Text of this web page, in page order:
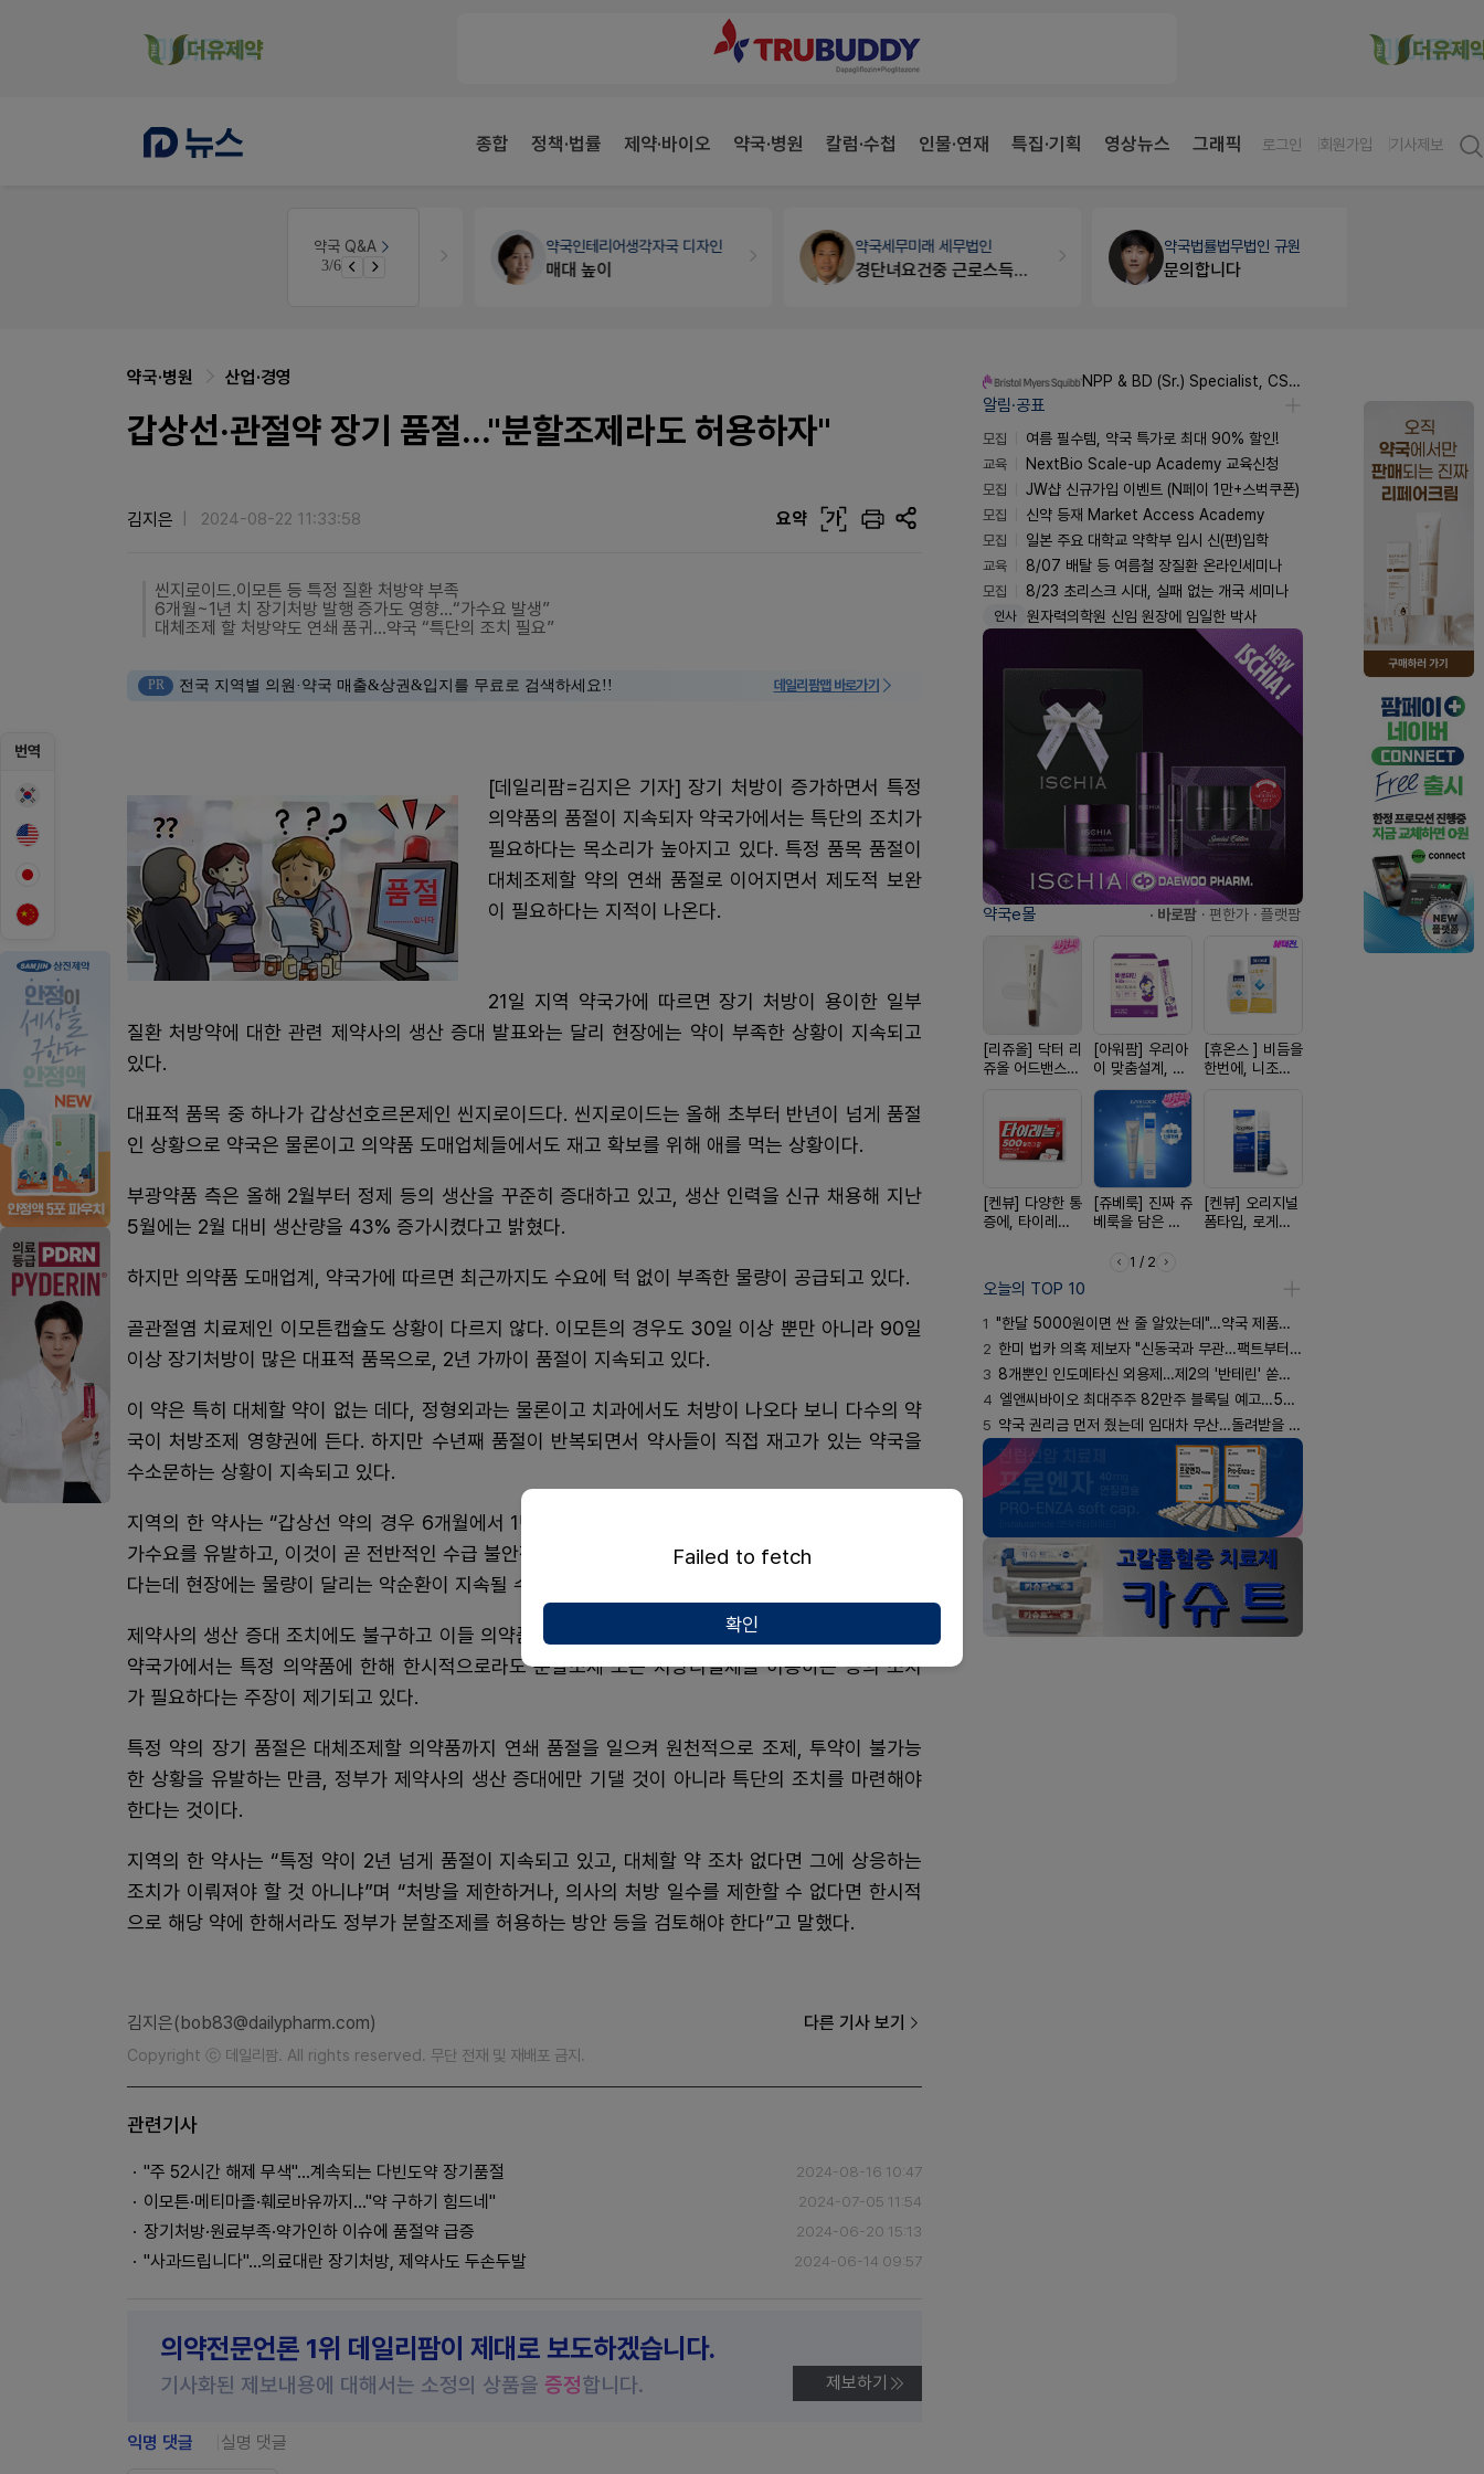
종합 정책·법률 제약·바이오 약국·병원 칼럼·수첩 인물·연재 특집·기획 영상뉴스 그래픽 로그인 회원가입 기사제보
약국 Q&A
3/6
약국인테리어생각자국 디자인
매대 높이
약국세무미래 세무법인
경단녀요건중 근로스득원천징수액
약국법률 법무법인 규원
문의합니다
번역
약국·병원 산업·경영
갑상선·관절약 장기 품절..."분할조제라도 허용하자"
김지은 2024-08-22 11:33:58 요약 가
씬지로이드․이모튼 등 특정 질환 처방약 부족
6개월~1년 치 장기처방 발행 증가도 영향…“가수요 발생”
대체조제 할 처방약도 연쇄 품귀…약국 “특단의 조치 필요”
PR 전국 지역별 의원·약국 매출&상권&입지를 무료로 검색하세요!! 데일리팜맵 바로가기
[데일리팜=김지은 기자] 장기 처방이 증가하면서 특정
의약품의 품절이 지속되자 약국가에서는 특단의 조치가
필요하다는 목소리가 높아지고 있다. 특정 품목 품절이
대체조제할 약의 연쇄 품절로 이어지면서 제도적 보완
이 필요하다는 지적이 나온다.
21일 지역 약국가에 따르면 장기 처방이 용이한 일부
질환 처방약에 대한 관련 제약사의 생산 증대 발표와는 달리 현장에는 약이 부족한 상황이 지속되고
있다.
대표적 품목 중 하나가 갑상선호르몬제인 씬지로이드다. 씬지로이드는 올해 초부터 반년이 넘게 품절
인 상황으로 약국은 물론이고 의약품 도매업체들에서도 재고 확보를 위해 애를 먹는 상황이다.
부광약품 측은 올해 2월부터 정제 등의 생산을 꾸준히 증대하고 있고, 생산 인력을 신규 채용해 지난
5월에는 2월 대비 생산량을 43% 증가시켰다고 밝혔다.
하지만 의약품 도매업계, 약국가에 따르면 최근까지도 수요에 턱 없이 부족한 물량이 공급되고 있다.
골관절염 치료제인 이모튼캡슐도 상황이 다르지 않다. 이모튼의 경우도 30일 이상 뿐만 아니라 90일
이상 장기처방이 많은 대표적 품목으로, 2년 가까이 품절이 지속되고 있다.
이 약은 특히 대체할 약이 없는 데다, 정형외과는 물론이고 치과에서도 처방이 나오다 보니 다수의 약
국이 처방조제 영향권에 든다. 하지만 수년째 품절이 반복되면서 약사들이 직접 재고가 있는 약국을
수소문하는 상황이 지속되고 있다.
지역의 한 약사는 “갑상선 약의 경우 6개월에서 1년치 처방이 나오는 실정”이라며 “이런 장기처방이
가수요를 유발하고, 이것이 곧 전반적인 수급 불안정으로 이어지고 있다. 제약사에서는 생산량을 늘린
다는데 현장에는 물량이 달리는 악순환이 지속될 수밖에 없는 것”이라고 말했다.
제약사의 생산 증대 조치에도 불구하고 이들 의약품의 수급 불안정이 개선될 조짐을 보이지 않으면서
약국가에서는 특정 의약품에 한해 한시적으로라도 분할조제 또는 처방리필제를 허용하는 등의 조치
가 필요하다는 주장이 제기되고 있다.
특정 약의 장기 품절은 대체조제할 의약품까지 연쇄 품절을 일으켜 원천적으로 조제, 투약이 불가능
한 상황을 유발하는 만큼, 정부가 제약사의 생산 증대에만 기댈 것이 아니라 특단의 조치를 마련해야
한다는 것이다.
지역의 한 약사는 “특정 약이 2년 넘게 품절이 지속되고 있고, 대체할 약 조차 없다면 그에 상응하는
조치가 이뤄져야 할 것 아니냐”며 “처방을 제한하거나, 의사의 처방 일수를 제한할 수 없다면 한시적
으로 해당 약에 한해서라도 정부가 분할조제를 허용하는 방안 등을 검토해야 한다”고 말했다.
김지은(bob83@dailypharm.com) 다른 기사 보기
Copyright ⓒ 데일리팜. All rights reserved. 무단 전재 및 재배포 금지.
관련기사
"주 52시간 해제 무색"…계속되는 다빈도약 장기품절 2024-08-16 10:47
이모튼·메티마졸·훼로바유까지..."약 구하기 힘드네" 2024-07-05 11:54
장기처방·원료부족·약가인하 이슈에 품절약 급증 2024-06-20 15:13
"사과드립니다"…의료대란 장기처방, 제약사도 두손두발 2024-06-14 09:57
의약전문언론 1위 데일리팜이 제대로 보도하겠습니다.
기사화된 제보내용에 대해서는 소정의 상품을 증정합니다. 제보하기
익명 댓글 실명 댓글
NPP & BD (Sr.) Specialist, CSE&BD (Fixed)
알림·공표
모집
여름 필수템, 약국 특가로 최대 90% 할인!
교육
NextBio Scale-up Academy 교육신청
모집
JW샵 신규가입 이벤트 (N페이 1만+스벅쿠폰)
모집
신약 등재 Market Access Academy
모집
일본 주요 대학교 약학부 입시 신(편)입학
교육
8/07 배탈 등 여름철 장질환 온라인세미나
모집
8/23 초리스크 시대, 실패 없는 개국 세미나
인사 원자력의학원 신임 원장에 임일한 박사
약국e몰 · 바로팜 · 편한가 · 플랫팜
[리쥬올] 닥터 리
쥬올 어드밴스드
[아워팜] 우리아
이 맞춤설계, 바
로타민 kids 엘
더베리맛
[휴온스 ] 비듬을
한번에, 니조랄
[켄뷰] 다양한 통
증에, 타이레놀
[쥬베룩] 진짜 쥬
베룩을 담은 약
크림
[켄뷰] 오리지널
폼타입, 로게인
1 / 2
오늘의 TOP 10
1 "한달 5000원이면 싼 줄 알았는데"…약국 제품과 비교해보니
2 한미 법카 의혹 제보자 "신동국과 무관…팩트부터 따져야"
3 8개뿐인 인도메타신 외용제…제2의 '반테린' 쏟아지나
4 엘앤씨바이오 최대주주 82만주 블록딜 예고…500억 규모
5 약국 권리금 먼저 줬는데 임대차 무산…돌려받을 수 있을까
Failed to fetch
확인